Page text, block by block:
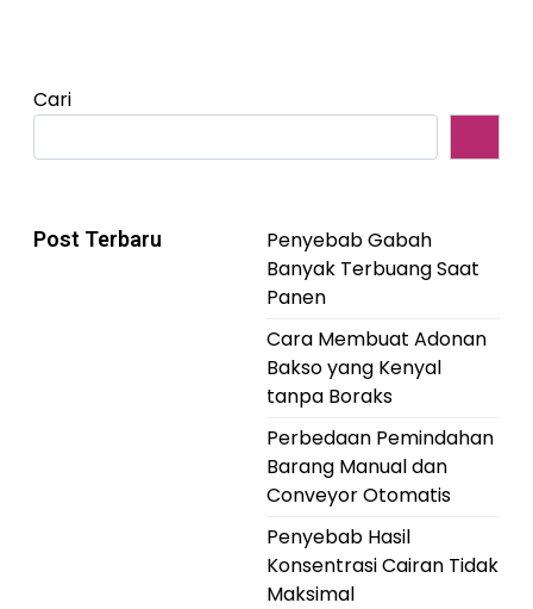
Cari
Post Terbaru
Penyebab Gabah
Banyak Terbuang Saat
Panen
Cara Membuat Adonan
Bakso yang Kenyal
tanpa Boraks
Perbedaan Pemindahan
Barang Manual dan
Conveyor Otomatis
Penyebab Hasil
Konsentrasi Cairan Tidak
Maksimal